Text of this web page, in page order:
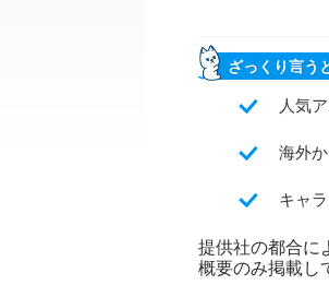
ざっくり言う
人気
海外
キャ
提供社の都合に
概要のみ掲載し